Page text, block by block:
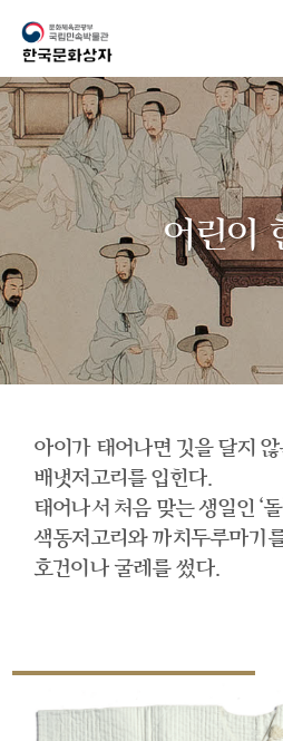
어린이
아이가 태어나면 깃을 달지
배냇저고리를 입힌다.
태어나서 처음 맞는 생일인 ‘
색동저고리와 까치두루마기
호건이나 굴레를 썼다.